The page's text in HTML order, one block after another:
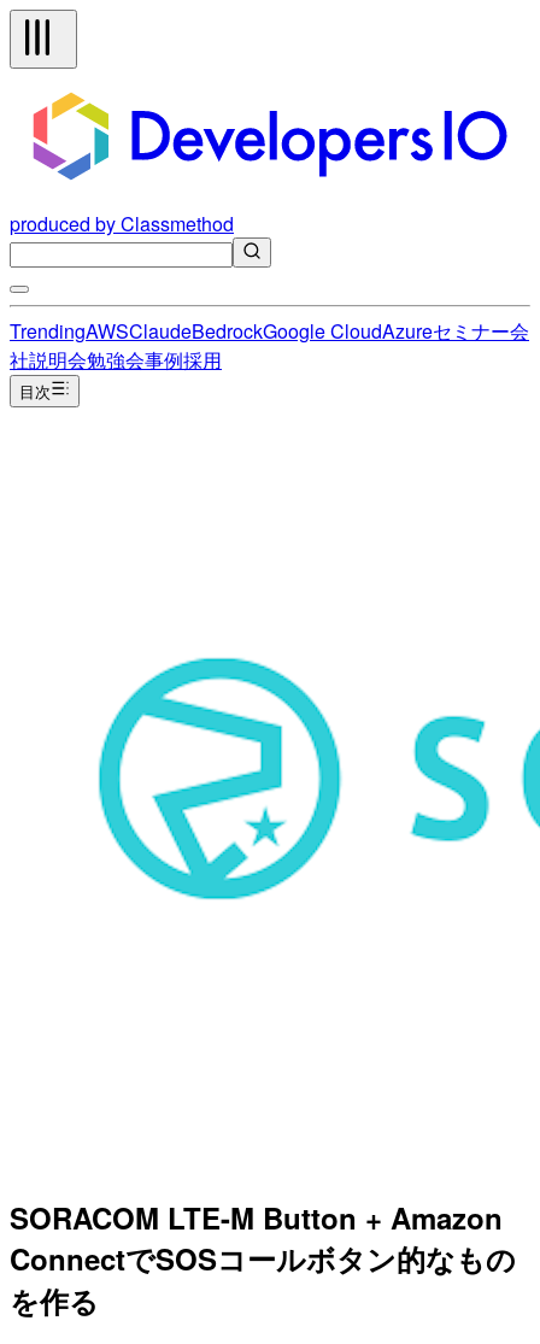
produced by Classmethod
TrendingAWSClaudeBedrockGoogle CloudAzureセミナー会
社説明会勉強会事例採用
目次
SORACOM LTE-M Button + Amazon
ConnectでSOSコールボタン的なもの
を作る